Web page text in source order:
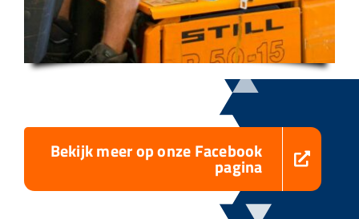
Bekijk meer op onze Facebook
pagina